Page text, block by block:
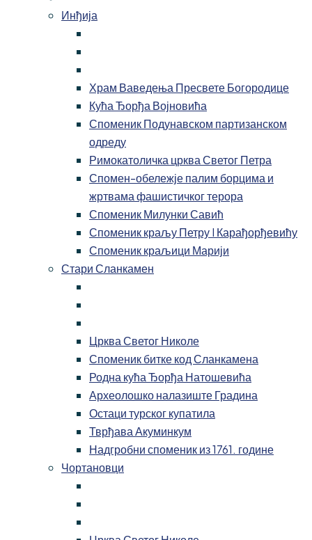
Инђија
Храм Ваведења Пресвете Богородице
Кућа Ђорђа Војновића
Споменик Подунавском партизанском
одреду
Римокатоличка црква Светог Петра
Спомен-обележје палим борцима и
жртвама фашистичког терора
Споменик Милунки Савић
Споменик краљу Петру I Карађорђевићу
Споменик краљици Марији
Стари Сланкамен
Црква Светог Николе
Споменик битке код Сланкамена
Родна кућа Ђорђа Натошевића
Археолошко налазиште Градина
Остаци турског купатила
Тврђава Акуминкум
Надгробни споменик из 1761. године
Чортановци